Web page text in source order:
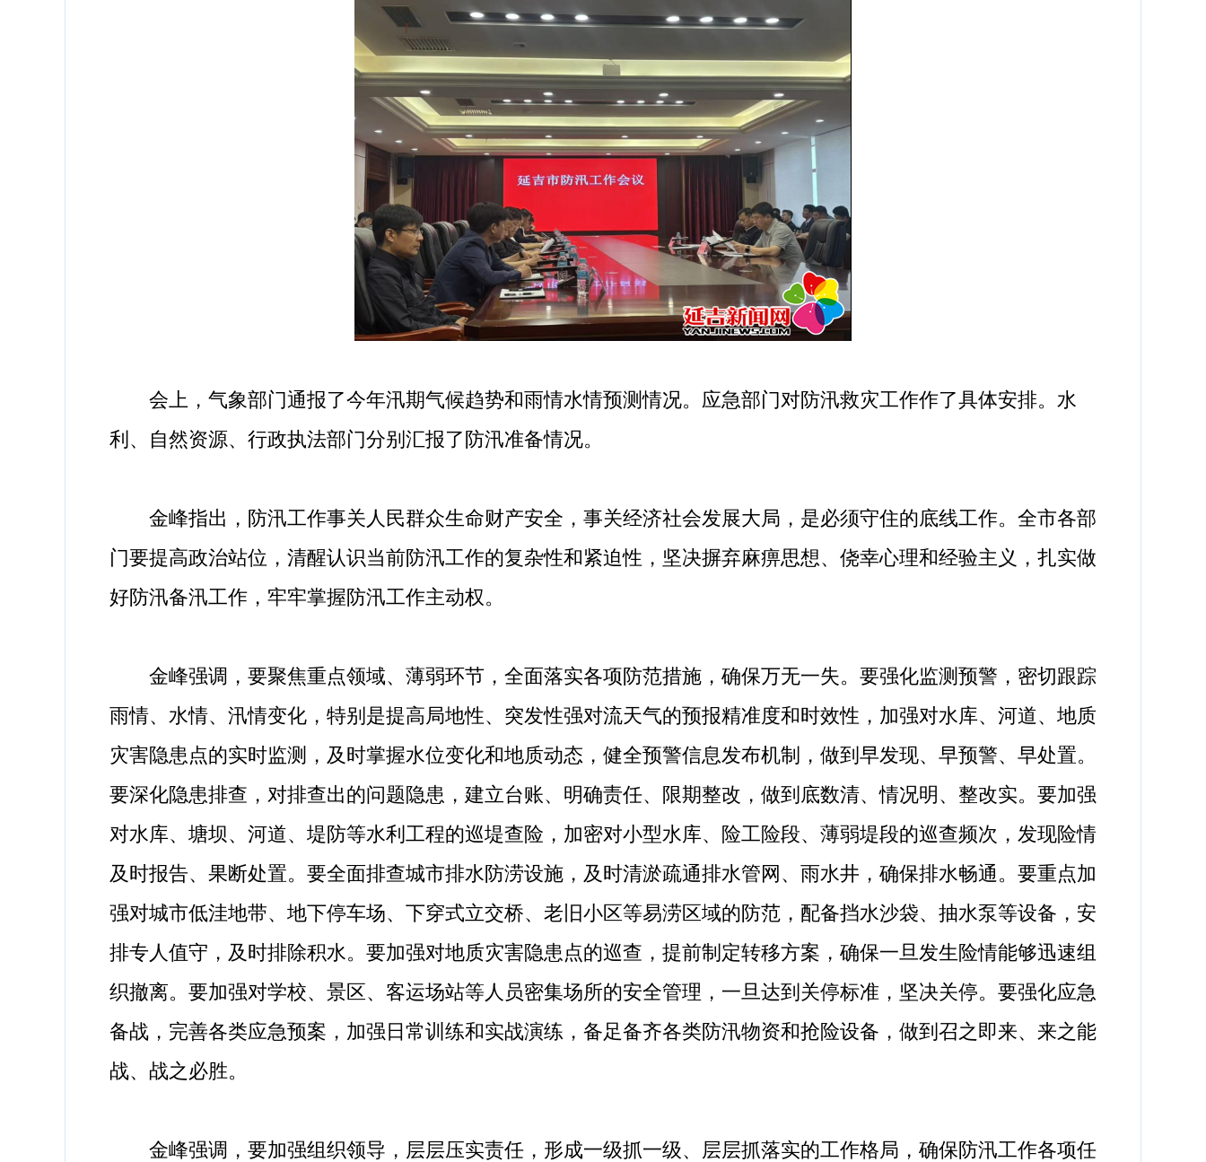
会上，气象部门通报了今年汛期气候趋势和雨情水情预测情况。应急部门对防汛救灾工作作了具体安排。水
利、自然资源、行政执法部门分别汇报了防汛准备情况。
金峰指出，防汛工作事关人民群众生命财产安全，事关经济社会发展大局，是必须守住的底线工作。全市各部
门要提高政治站位，清醒认识当前防汛工作的复杂性和紧迫性，坚决摒弃麻痹思想、侥幸心理和经验主义，扎实做
好防汛备汛工作，牢牢掌握防汛工作主动权。
金峰强调，要聚焦重点领域、薄弱环节，全面落实各项防范措施，确保万无一失。要强化监测预警，密切跟踪
雨情、水情、汛情变化，特别是提高局地性、突发性强对流天气的预报精准度和时效性，加强对水库、河道、地质
灾害隐患点的实时监测，及时掌握水位变化和地质动态，健全预警信息发布机制，做到早发现、早预警、早处置。
要深化隐患排查，对排查出的问题隐患，建立台账、明确责任、限期整改，做到底数清、情况明、整改实。要加强
对水库、塘坝、河道、堤防等水利工程的巡堤查险，加密对小型水库、险工险段、薄弱堤段的巡查频次，发现险情
及时报告、果断处置。要全面排查城市排水防涝设施，及时清淤疏通排水管网、雨水井，确保排水畅通。要重点加
强对城市低洼地带、地下停车场、下穿式立交桥、老旧小区等易涝区域的防范，配备挡水沙袋、抽水泵等设备，安
排专人值守，及时排除积水。要加强对地质灾害隐患点的巡查，提前制定转移方案，确保一旦发生险情能够迅速组
织撤离。要加强对学校、景区、客运场站等人员密集场所的安全管理，一旦达到关停标准，坚决关停。要强化应急
备战，完善各类应急预案，加强日常训练和实战演练，备足备齐各类防汛物资和抢险设备，做到召之即来、来之能
战、战之必胜。
金峰强调，要加强组织领导，层层压实责任，形成一级抓一级、层层抓落实的工作格局，确保防汛工作各项任